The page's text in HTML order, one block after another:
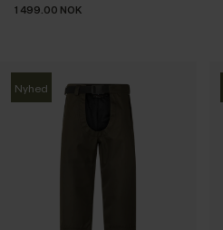
1 499.00 NOK
Nyhed